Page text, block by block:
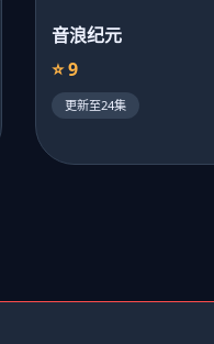
音浪纪元
⭐ 9
更新至24集